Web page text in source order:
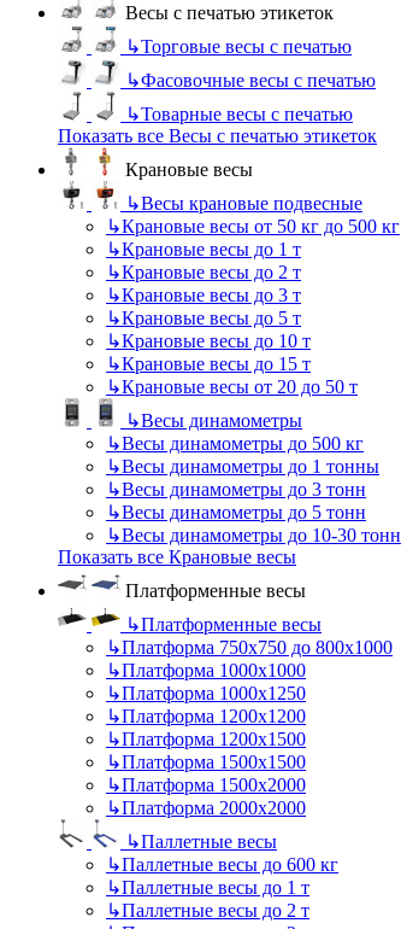
Весы с печатью этикеток
↳Торговые весы с печатью
↳Фасовочные весы с печатью
↳Товарные весы с печатью
Показать все Весы с печатью этикеток
Крановые весы
↳Весы крановые подвесные
↳Крановые весы от 50 кг до 500 кг
↳Крановые весы до 1 т
↳Крановые весы до 2 т
↳Крановые весы до 3 т
↳Крановые весы до 5 т
↳Крановые весы до 10 т
↳Крановые весы до 15 т
↳Крановые весы от 20 до 50 т
↳Весы динамометры
↳Весы динамометры до 500 кг
↳Весы динамометры до 1 тонны
↳Весы динамометры до 3 тонн
↳Весы динамометры до 5 тонн
↳Весы динамометры до 10-30 тонн
Показать все Крановые весы
Платформенные весы
↳Платформенные весы
↳Платформа 750х750 до 800х1000
↳Платформа 1000х1000
↳Платформа 1000х1250
↳Платформа 1200х1200
↳Платформа 1200х1500
↳Платформа 1500х1500
↳Платформа 1500х2000
↳Платформа 2000х2000
↳Паллетные весы
↳Паллетные весы до 600 кг
↳Паллетные весы до 1 т
↳Паллетные весы до 2 т